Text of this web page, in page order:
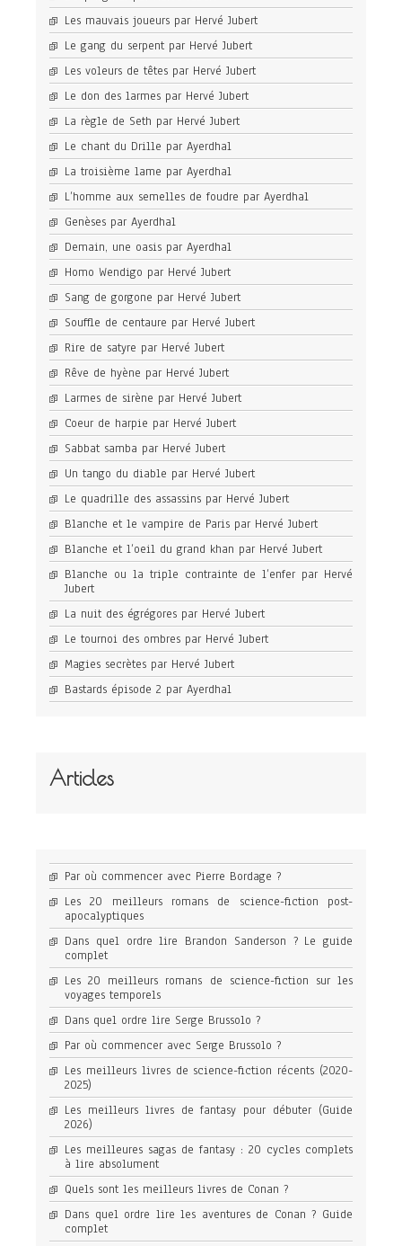
Les mauvais joueurs par Hervé Jubert
Le gang du serpent par Hervé Jubert
Les voleurs de têtes par Hervé Jubert
Le don des larmes par Hervé Jubert
La règle de Seth par Hervé Jubert
Le chant du Drille par Ayerdhal
La troisième lame par Ayerdhal
L’homme aux semelles de foudre par Ayerdhal
Genèses par Ayerdhal
Demain, une oasis par Ayerdhal
Homo Wendigo par Hervé Jubert
Sang de gorgone par Hervé Jubert
Souffle de centaure par Hervé Jubert
Rire de satyre par Hervé Jubert
Rêve de hyène par Hervé Jubert
Larmes de sirène par Hervé Jubert
Coeur de harpie par Hervé Jubert
Sabbat samba par Hervé Jubert
Un tango du diable par Hervé Jubert
Le quadrille des assassins par Hervé Jubert
Blanche et le vampire de Paris par Hervé Jubert
Blanche et l’oeil du grand khan par Hervé Jubert
Blanche ou la triple contrainte de l’enfer par Hervé
Jubert
La nuit des égrégores par Hervé Jubert
Le tournoi des ombres par Hervé Jubert
Magies secrètes par Hervé Jubert
Bastards épisode 2 par Ayerdhal
Articles
Par où commencer avec Pierre Bordage ?
Les 20 meilleurs romans de science-fiction post-
apocalyptiques
Dans quel ordre lire Brandon Sanderson ? Le guide
complet
Les 20 meilleurs romans de science-fiction sur les
voyages temporels
Dans quel ordre lire Serge Brussolo ?
Par où commencer avec Serge Brussolo ?
Les meilleurs livres de science-fiction récents (2020-
2025)
Les meilleurs livres de fantasy pour débuter (Guide
2026)
Les meilleures sagas de fantasy : 20 cycles complets
à lire absolument
Quels sont les meilleurs livres de Conan ?
Dans quel ordre lire les aventures de Conan ? Guide
complet